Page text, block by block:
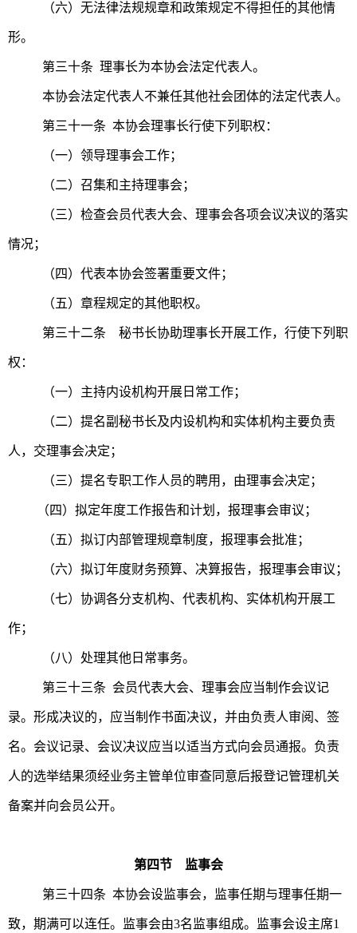
（六）无法律法规规章和政策规定不得担任的其他情
形。
第三十条 理事长为本协会法定代表人。
本协会法定代表人不兼任其他社会团体的法定代表人。
第三十一条 本协会理事长行使下列职权：
（一）领导理事会工作；
（二）召集和主持理事会；
（三）检查会员代表大会、理事会各项会议决议的落实
情况；
（四）代表本协会签署重要文件；
（五）章程规定的其他职权。
第三十二条 秘书长协助理事长开展工作，行使下列职
权：
（一）主持内设机构开展日常工作；
（二）提名副秘书长及内设机构和实体机构主要负责
人，交理事会决定；
（三）提名专职工作人员的聘用，由理事会决定；
（四）拟定年度工作报告和计划，报理事会审议；
（五）拟订内部管理规章制度，报理事会批准；
（六）拟订年度财务预算、决算报告，报理事会审议；
（七）协调各分支机构、代表机构、实体机构开展工
作；
（八）处理其他日常事务。
第三十三条 会员代表大会、理事会应当制作会议记
录。形成决议的，应当制作书面决议，并由负责人审阅、签
名。会议记录、会议决议应当以适当方式向会员通报。负责
人的选举结果须经业务主管单位审查同意后报登记管理机关
备案并向会员公开。
第四节 监事会
第三十四条 本协会设监事会，监事任期与理事任期一
致，期满可以连任。监事会由3名监事组成。监事会设主席1